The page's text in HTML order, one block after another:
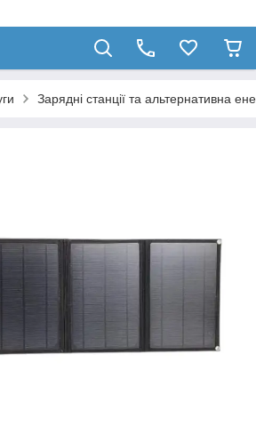
Зарядні станції та альтернативна